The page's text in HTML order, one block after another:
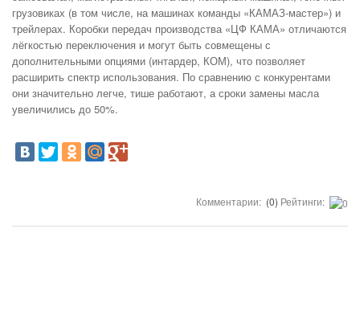
грузовиках (в том числе, на машинах команды «КАМАЗ-мастер») и
трейлерах. Коробки передач производства «ЦФ КАМА» отличаются
лёгкостью переключения и могут быть совмещены с
дополнительными опциями (интардер, КОМ), что позволяет
расширить спектр использования. По сравнению с конкурентами
они значительно легче, тише работают, а сроки замены масла
увеличились до 50%.
Комментарии: (0) Рейтинги: